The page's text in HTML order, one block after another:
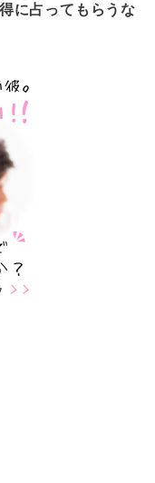
に占ってもらうな